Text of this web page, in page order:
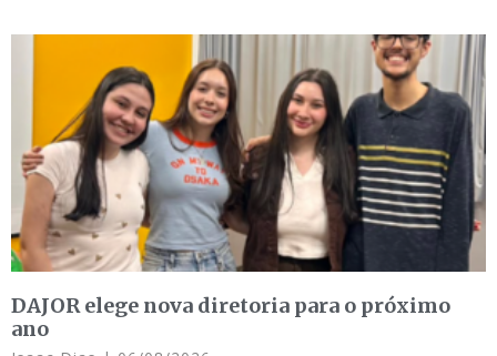
DAJOR elege nova diretoria para o próximo
ano